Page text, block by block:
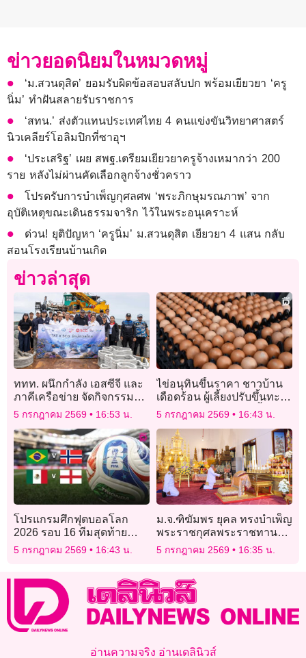
ข่าวยอดนิยมในหมวดหมู่
‘ม.สวนดุสิต’ ยอมรับผิดข้อสอบสลับปก พร้อมเยียวยา ‘ครู
นิ่ม’ ทำฝันสลายรับราชการ
‘สทน.’ ส่งตัวแทนประเทศไทย 4 คนแข่งขันวิทยาศาสตร์
นิวเคลียร์โอลิมปิกที่ซาอุฯ
‘ประเสริฐ’ เผย สพฐ.เตรียมเยียวยาครูจ้างเหมากว่า 200
ราย หลังไม่ผ่านคัดเลือกลูกจ้างชั่วคราว
โปรดรับการบำเพ็ญกุศลศพ ‘พระภิกษุมรณภาพ’ จาก
อุบัติเหตุขณะเดินธรรมจาริก ไว้ในพระอนุเคราะห์
ด่วน! ยุติปัญหา ‘ครูนิ่ม’ ม.สวนดุสิต เยียวยา 4 แสน กลับ
สอนโรงเรียนบ้านเกิด
ข่าวล่าสุด
ททท. ผนึกกำลัง เอสซีจี และ
ภาคีเครือข่าย จัดกิจกรรม
“TAT x SCG รักษ์ทะเลไทย”
5 กรกฎาคม 2569 16:53 น.
ไข่อนุทินขึ้นราคา ชาวบ้าน
เดือดร้อน ผู้เลี้ยงปรับขึ้นทะลุ
ฟอง 3.80 บ. มีผลพรุ่งนี้
5 กรกฎาคม 2569 16:43 น.
โปรแกรมศึกฟุตบอลโลก
2026 รอบ 16 ทีมสุดท้าย
“บราซิล ดวลเดือด
นอร์เวย์”-“เม็กซิโก พร้อม
5 กรกฎาคม 2569 16:43 น.
ม.จ.ฑิฆัมพร ยุคล ทรงบำเพ็ญ
พระราชกุศลพระราชทาน
พระศพ เจ้าฟ้าพัชรกิติยาภาฯ
5 กรกฎาคม 2569 16:35 น.
อ่านความจริง อ่านเดลินิวส์